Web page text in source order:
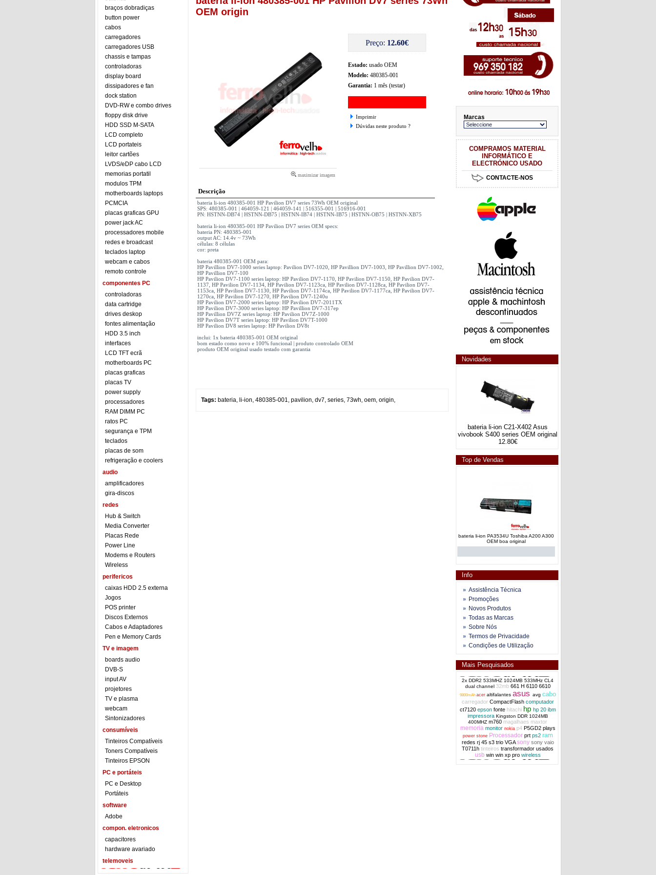
braços dobradiças
button power
cabos
carregadores
carregadores USB
chassis e tampas
controladoras
display board
dissipadores e fan
dock station
DVD-RW e combo drives
floppy disk drive
HDD SSD M-SATA
LCD completo
LCD portateis
leitor cartões
LVDS/eDP cabo LCD
memorias portatil
modulos TPM
motherboards laptops
PCMCIA
placas graficas GPU
power jack AC
processadores mobile
redes e broadcast
teclados laptop
webcam e cabos
remoto controle
componentes PC
controladoras
data cartridge
drives deskop
fontes alimentação
HDD 3.5 inch
interfaces
LCD TFT ecrã
motherboards PC
placas graficas
placas TV
power supply
processadores
RAM DIMM PC
ratos PC
segurança e TPM
teclados
placas de som
refrigeração e coolers
audio
amplificadores
gira-discos
redes
Hub & Switch
Media Converter
Placas Rede
Power Line
Modems e Routers
Wireless
perifericos
caixas HDD 2.5 externa
Jogos
POS printer
Discos Externos
Cabos e Adaptadores
Pen e Memory Cards
TV e imagem
boards audio
DVB-S
input AV
projetores
TV e plasma
webcam
Sintonizadores
consumíveis
Tinteiros Compatíveis
Toners Compatíveis
Tinteiros EPSON
PC e portáteis
PC e Desktop
Portáteis
software
Adobe
compon. eletronicos
capacitores
hardware avariado
telemoveis
OEM origin
maximizar imagem
Preço: 12.60€
Estado: usado OEM
Modelo: 480385-001
Garantia: 1 mês (testar)
Imprimir
Dúvidas neste produto ?
Descrição
bateria li-ion 480385-001 HP Pavilion DV7 series 73Wh OEM original
SPS: 480385-001 | 464059-121 | 464059-141 | 516355-001 | 516916-001
PN: HSTNN-DB74 | HSTNN-DB75 | HSTNN-IB74 | HSTNN-IB75 | HSTNN-OB75 | HSTNN-XB75
bateria li-ion 480385-001 HP Pavilion DV7 series OEM specs:
bateria PN: 480385-001
output AC: 14.4v ~ 73Wh
células: 8 células
cor: preta
bateria 480385-001 OEM para:
HP Pavillion DV7-1000 series laptop: Pavilion DV7-1020, HP Pavillion DV7-1003, HP Pavillion DV7-1002,
HP Pavillion DV7-100
HP Pavilion DV7-1100 series laptop: HP Pavilion DV7-1170, HP Pavilion DV7-1150, HP Pavilion DV7-
1137, HP Pavilion DV7-1134, HP Pavilion DV7-1123ca, HP Pavilion DV7-1128ca, HP Pavilion DV7-
1153ca, HP Pavilion DV7-1130, HP Pavilion DV7-1174ca, HP Pavilion DV7-1177ca, HP Pavilion DV7-
1270ca, HP Pavilion DV7-1270, HP Pavilion DV7-1240u
HP Pavilion DV7-2000 series laptop: HP Pavilion DV7-2011TX
HP Pavilion DV7-3000 series laptop: HP Pavillion DV7-317ep
HP Pavillion DV7Z series laptop: HP Pavilion DV7Z-1000
HP Pavilion DV7T series laptop: HP Pavilion DV7T-1000
HP Pavilion DV8 series laptop: HP Pavilion DV8t
inclui: 1x bateria 480385-001 OEM original
bom estado como novo e 100% funcional | produto controlado OEM
produto OEM original usado testado com garantia
Tags: bateria, li-ion, 480385-001, pavilion, dv7, series, 73wh, oem, origin,
Marcas
COMPRAMOS MATERIAL
INFORMÁTICO E
ELECTRÓNICO USADO
CONTACTE-NOS
Novidades
bateria li-ion C21-X402 Asus
vivobook S400 series OEM original
12.80€
Top de Vendas
OEM boa original
bateria li-ion 484171-001 dv4 dv5 dv6 G50
G60 G70 G61 CQ61
bateria li-ion M660NBAT-6 4400mah 10,8v
Notebook
Info
Assistência Técnica
Promoções
Novos Produtos
Todas as Marcas
Sobre Nós
Termos de Privacidade
Condições de Utilização
Mais Pesquisados
2x DDR2 533MHZ 1024MB 533MHz CL4
dual channel 32mb 661 H 6110 6610
9800mAh acer altifalantes asus avg cabo
carregador CompactFlash computador
ct7120 epson fonte hitachi hp hp 20 ibm
impressora Kingston DDR 1024MB
400MHZ m760 magalhaes maxtor
memoria monitor nokia p4 P5GD2 plays
power stone Processador prt ps2 ram
redes rj 45 s3 trio VGAsony sony vaio
T0711h tinteiros transformador usados
usb win win xp pro wireless